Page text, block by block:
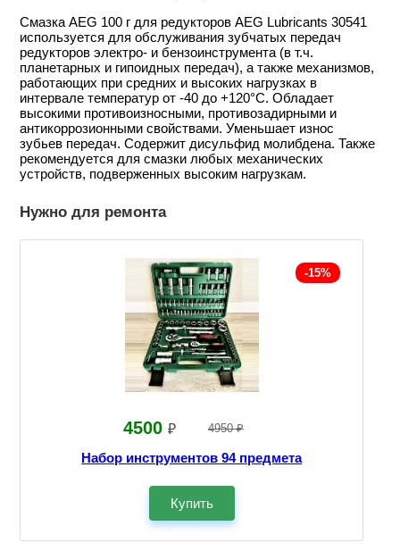
Смазка AEG 100 г для редукторов AEG Lubricants 30541
используется для обслуживания зубчатых передач
редукторов электро- и бензоинструмента (в т.ч.
планетарных и гипоидных передач), а тaкже механизмов,
работающих при средних и высоких нагрузках в
интервале температур от -40 до +120°С. Обладает
высокими противоизносными, противозадирными и
антикоррозионными свойствами. Уменьшает износ
зубьев передач. Содержит дисульфид молибдена. Также
рекомендуется для смазки любых механических
устройств, подверженных высоким нагрузкам.
Нужно для ремонта
-15%
4500 ₽ 4950 ₽
Набор инструментов 94 предмета
Купить